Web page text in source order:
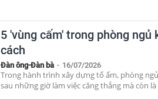
5 'vùng cấm' trong phòng ngủ
cách
Đàn ông-Đàn bà - 16/07/2026
Trong hành trình xây dựng tổ ấm, phòng
sau những giờ làm việc căng thẳng mà còn là